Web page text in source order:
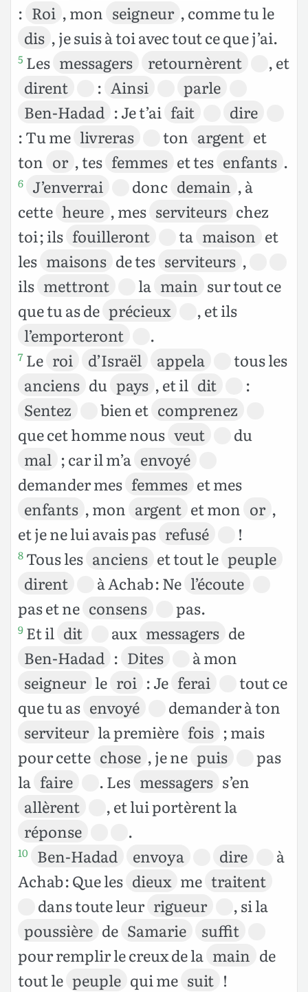
: Roi , mon seigneur , comme tu le
dis , je suis à toi avec tout ce que j’ai.
5 Les messagers retournèrent
, et
dirent
: Ainsi
parle
Ben-Hadad : Je t’ai fait
dire
: Tu me livreras ton argent et
ton or , tes femmes et tes enfants .
6 J’enverrai donc demain , à
cette heure , mes serviteurs chez
toi ; ils fouilleront ta maison et
les maisons de tes serviteurs ,
ils mettront la main sur tout ce
que tu as de précieux
, et ils
l’emporteront
.
7 Le roi d’Israël appela
tous les
anciens du pays , et il dit
:
Sentez
bien et comprenez
que cet homme nous veut
du
mal ; car il m’a envoyé
demander mes femmes et mes
enfants , mon argent et mon or ,
et je ne lui avais pas refusé !
8 Tous les anciens et tout le peuple
dirent
à Achab : Ne l’écoute
pas et ne consens pas.
9 Et il dit aux messagers de
Ben-Hadad : Dites
à mon
seigneur le roi : Je ferai
tout ce
que tu as envoyé
demander à ton
serviteur la première fois ; mais
pour cette chose , je ne puis
pas
la faire . Les messagers s’en
allèrent
, et lui portèrent la
réponse
.
10 Ben-Hadad envoya dire
à
Achab : Que les dieux me traitent
dans toute leur rigueur
, si la
poussière de Samarie
suffit
pour remplir le creux de la main de
tout le peuple qui me suit !